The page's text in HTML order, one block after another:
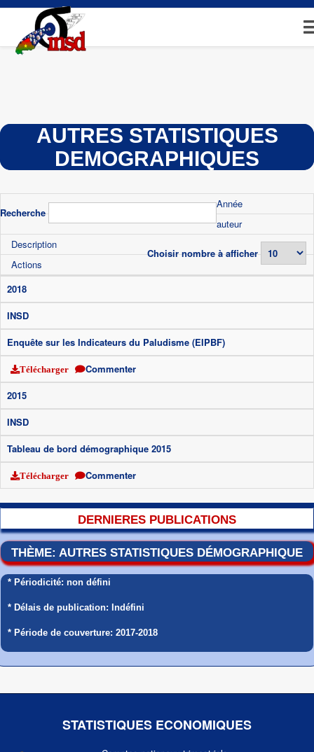
Aller
contenu
principal
AUTRES STATISTIQUES
DEMOGRAPHIQUES
Recherche
Choisir nombre à afficher
Année
auteur
Description
Actions
2018
INSD
Enquête sur les Indicateurs du Paludisme (EIPBF)
Télécharger
Commenter
2015
INSD
Tableau de bord démographique 2015
Télécharger Commenter
DERNIERES PUBLICATIONS
THÈME: AUTRES STATISTIQUES DÉMOGRAPHIQUE
* Périodicité: non défini
* Délais de publication: Indéfini
* Période de couverture: 2017-2018
STATISTIQUES ECONOMIQUES